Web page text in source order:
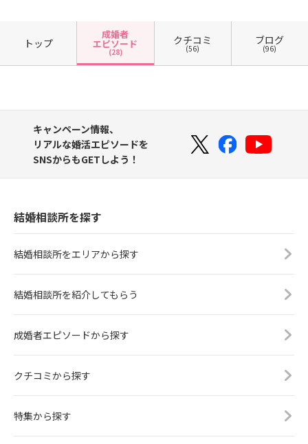
トップ
成婚者
エピソード
(28)
クチコミ
(56)
ブログ
(96)
キャンペーン情報、
リアルな婚活エピソードを
SNSからもGETしよう！
結婚相談所を探す
結婚相談所をエリアから探す
結婚相談所を紹介してもらう
成婚者エピソードから探す
クチコミから探す
特集から探す